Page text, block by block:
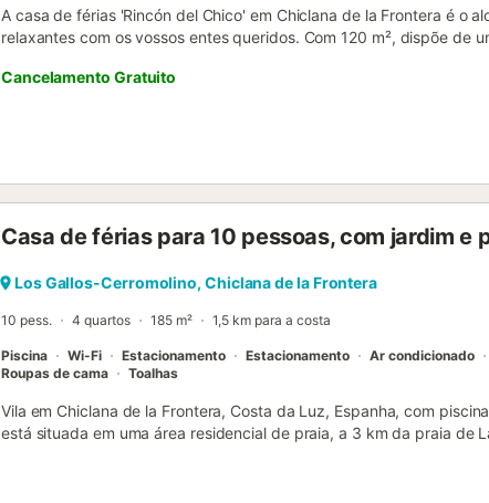
A casa de férias 'Rincón del Chico' em Chiclana de la Frontera é o
relaxantes com os vossos entes queridos. Com 120 m², dispõe de
banho, acomodando até 10 pessoas. Inclui Wi-Fi de alta velocidade
televisão, aquecimento, ar condicionado, máquina de lavar roupa
jardim privado, piscina privada aquecida (disponível de 11 de
churrasqueira. A 5 minutos de carro encontram praias, campo de
Há 3 lugares de estacionamento na propriedade e
existir restrições governamentais à utilização de água, o que pode
Cancelamento Gratuito
Casa de férias para 10 pessoas, com jardim e
Los Gallos-Cerromolino, Chiclana de la Frontera
10 pess. 4 quartos 185 m² 1,5 km para a costa
Piscina Wi-Fi Estacionamento Estacionamento Ar condicionado
Roupas de cama
Toalhas
Vila em Chiclana de la Frontera, Costa da Luz, Espanha, com
está situada em uma área residencial de praia, a 3 km da praia de
com árvores. A proximidade da praia, lojas, atividades esportivas,
para sair, pontos turísticos e cultura tornam esta uma excelente